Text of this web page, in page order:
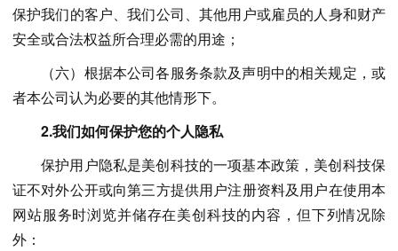
保护我们的客户、我们公司、其他用户或雇员的人身和财产
安全或合法权益所合理必需的用途；
（六）根据本公司各服务条款及声明中的相关规定，或
者本公司认为必要的其他情形下。
2.我们如何保护您的个人隐私
保护用户隐私是美创科技的一项基本政策，美创科技保
证不对外公开或向第三方提供用户注册资料及用户在使用本
网站服务时浏览并储存在美创科技的内容，但下列情况除
外：